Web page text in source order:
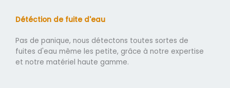
Détéction de fuite d'eau
Pas de panique, nous détectons toutes sortes de
fuites d'eau même les petite, grâce à notre expertise
et notre matériel haute gamme.